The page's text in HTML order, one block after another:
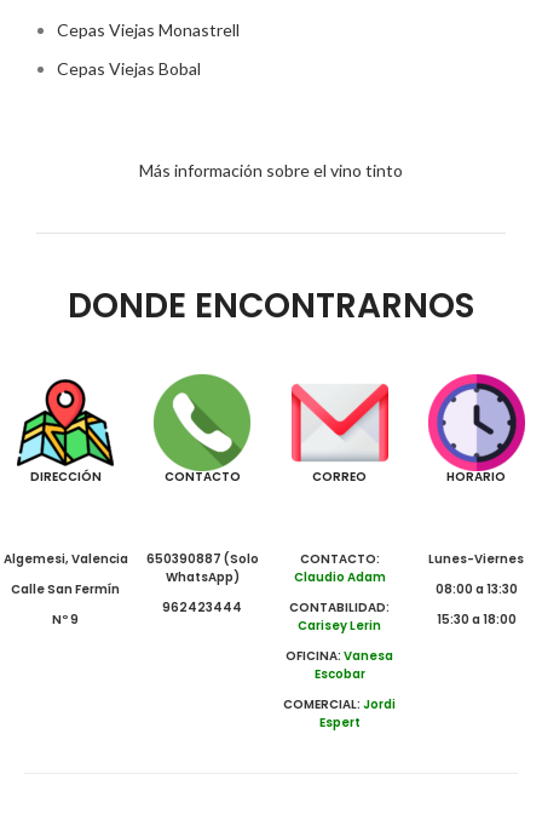
Cepas Viejas Monastrell
Cepas Viejas Bobal
Más información sobre el vino tinto
DONDE ENCONTRARNOS
DIRECCIÓN
Algemesi, Valencia
Calle San Fermín
Nº 9
CONTACTO
650390887 (Solo
WhatsApp)
962423444
CORREO
CONTACTO:
Claudio Adam
CONTABILIDAD:
Carisey Lerin
OFICINA:Vanesa
Escobar
COMERCIAL:Jordi
Espert
HORARIO
Lunes-Viernes
08:00 a 13:30
15:30 a 18:00